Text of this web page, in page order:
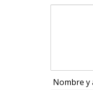
Nombre y